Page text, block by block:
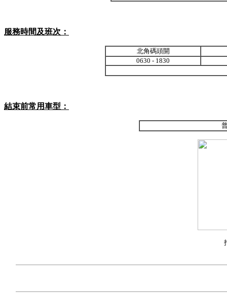
服務時間及班次：
北角碼頭開
0630 - 1830
結束前常用車型：